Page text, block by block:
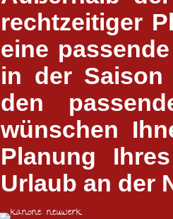
rechtzeitiger
eine
in der
den
wünschen
Planung
Urlaub an der